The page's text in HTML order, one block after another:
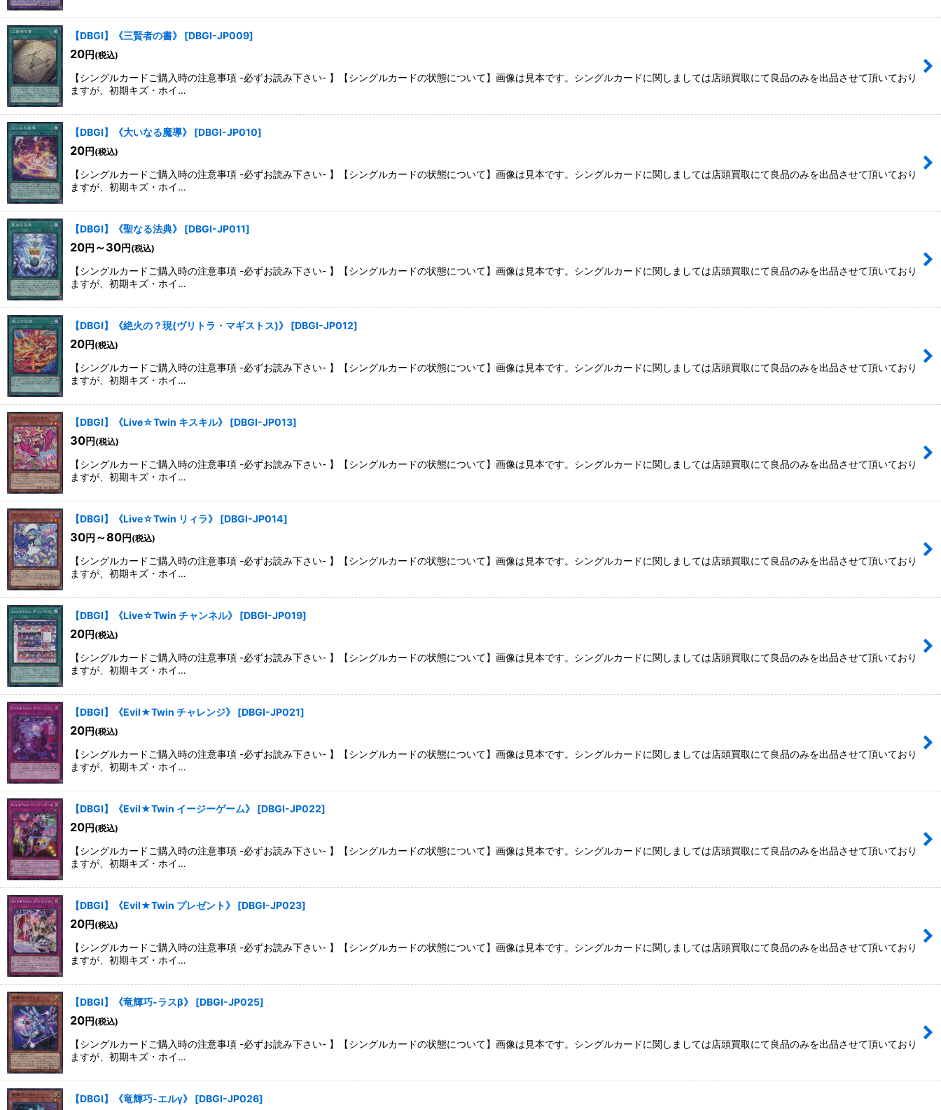
【DBGI】《三賢者の書》 [DBGI-JP009]
20円(税込)
【シングルカードご購入時の注意事項 -必ずお読み下さい- 】【シングルカードの状態について】画像は見本です。シングルカードに関しましては店頭買取にて良品のみを出品させて頂いており
ますが、初期キズ・ホイ…
【DBGI】《大いなる魔導》 [DBGI-JP010]
20円(税込)
【シングルカードご購入時の注意事項 -必ずお読み下さい- 】【シングルカードの状態について】画像は見本です。シングルカードに関しましては店頭買取にて良品のみを出品させて頂いており
ますが、初期キズ・ホイ…
【DBGI】《聖なる法典》 [DBGI-JP011]
20円 ～30円(税込)
【シングルカードご購入時の注意事項 -必ずお読み下さい- 】【シングルカードの状態について】画像は見本です。シングルカードに関しましては店頭買取にて良品のみを出品させて頂いており
ますが、初期キズ・ホイ…
【DBGI】《絶火の？現(ヴリトラ・マギストス)》 [DBGI-JP012]
20円(税込)
【シングルカードご購入時の注意事項 -必ずお読み下さい- 】【シングルカードの状態について】画像は見本です。シングルカードに関しましては店頭買取にて良品のみを出品させて頂いており
ますが、初期キズ・ホイ…
【DBGI】《Live☆Twin キスキル》 [DBGI-JP013]
30円(税込)
【シングルカードご購入時の注意事項 -必ずお読み下さい- 】【シングルカードの状態について】画像は見本です。シングルカードに関しましては店頭買取にて良品のみを出品させて頂いており
ますが、初期キズ・ホイ…
【DBGI】《Live☆Twin リィラ》 [DBGI-JP014]
30円 ～80円(税込)
【シングルカードご購入時の注意事項 -必ずお読み下さい- 】【シングルカードの状態について】画像は見本です。シングルカードに関しましては店頭買取にて良品のみを出品させて頂いており
ますが、初期キズ・ホイ…
【DBGI】《Live☆Twin チャンネル》 [DBGI-JP019]
20円(税込)
【シングルカードご購入時の注意事項 -必ずお読み下さい- 】【シングルカードの状態について】画像は見本です。シングルカードに関しましては店頭買取にて良品のみを出品させて頂いており
ますが、初期キズ・ホイ…
【DBGI】《Evil★Twin チャレンジ》 [DBGI-JP021]
20円(税込)
【シングルカードご購入時の注意事項 -必ずお読み下さい- 】【シングルカードの状態について】画像は見本です。シングルカードに関しましては店頭買取にて良品のみを出品させて頂いており
ますが、初期キズ・ホイ…
【DBGI】《Evil★Twin イージーゲーム》 [DBGI-JP022]
20円(税込)
【シングルカードご購入時の注意事項 -必ずお読み下さい- 】【シングルカードの状態について】画像は見本です。シングルカードに関しましては店頭買取にて良品のみを出品させて頂いており
ますが、初期キズ・ホイ…
【DBGI】《Evil★Twin プレゼント》 [DBGI-JP023]
20円(税込)
【シングルカードご購入時の注意事項 -必ずお読み下さい- 】【シングルカードの状態について】画像は見本です。シングルカードに関しましては店頭買取にて良品のみを出品させて頂いており
ますが、初期キズ・ホイ…
【DBGI】《竜輝巧-ラスβ》 [DBGI-JP025]
20円(税込)
【シングルカードご購入時の注意事項 -必ずお読み下さい- 】【シングルカードの状態について】画像は見本です。シングルカードに関しましては店頭買取にて良品のみを出品させて頂いており
ますが、初期キズ・ホイ…
【DBGI】《竜輝巧-エルγ》 [DBGI-JP026]